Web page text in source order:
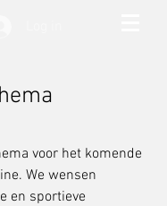
voor het komende
We wensen
en sportieve